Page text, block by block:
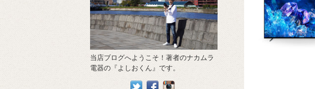
当店ブログへようこそ！著者のナカムラ
電器の『よしおくん』です。